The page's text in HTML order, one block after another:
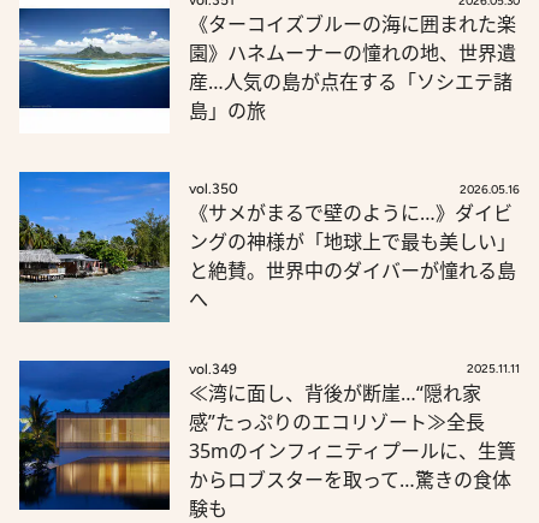
《ターコイズブルーの海に囲まれた楽
園》ハネムーナーの憧れの地、世界遺
産…人気の島が点在する「ソシエテ諸
島」の旅
vol.350 2026.05.16
《サメがまるで壁のように…》ダイビ
ングの神様が「地球上で最も美しい」
と絶賛。世界中のダイバーが憧れる島
へ
vol.349 2025.11.11
≪湾に面し、背後が断崖…“隠れ家
感”たっぷりのエコリゾート≫全長
35mのインフィニティプールに、生簀
からロブスターを取って…驚きの食体
験も